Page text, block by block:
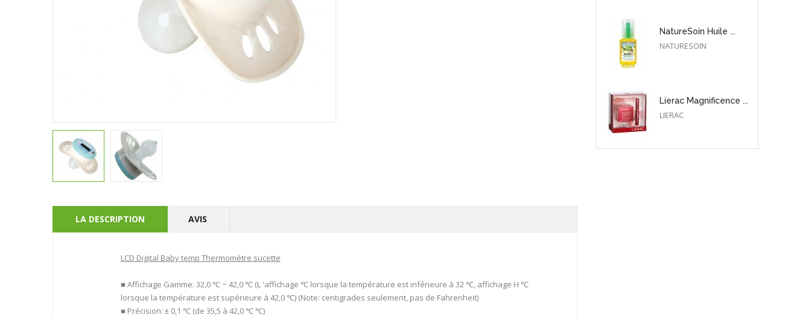
LA DESCRIPTION AVIS
LCD Digital Baby temp Thermomètre sucette
■ Affichage Gamme: 32,0 ℃ ~ 42,0 ℃ (L 'affichage ℃ lorsque la température est inférieure à 32 ℃, affichage H ℃
lorsque la température est supérieure à 42,0 ℃) (Note: centigrades seulement, pas de Fahrenheit)
■ Précision: ± 0,1 ℃ (de 35,5 à 42,0 ℃ ℃)
NatureSoin Huile ...
NATURESOIN
Lierac Magnificence ...
LIERAC